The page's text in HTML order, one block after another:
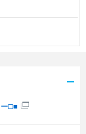
□■